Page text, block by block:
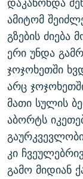
ამიტომ
გზების ძიება
ერი უნდა
ჯოჯოხეთში
არც
მათი სულის
აბორტს
კი
გამო მიდიან